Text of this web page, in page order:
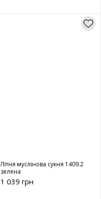
Літня муслінова сукня 1409.2
зелена
1 039 грн